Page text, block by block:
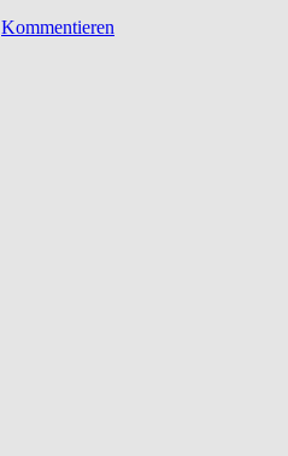
Kommentieren